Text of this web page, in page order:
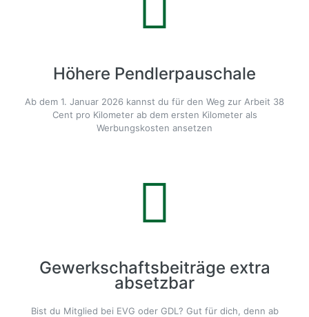
Höhere Pendlerpauschale
Ab dem 1. Januar 2026 kannst du für den Weg zur Arbeit 38
Cent pro Kilometer ab dem ersten Kilometer als
Werbungskosten ansetzen
Gewerkschaftsbeiträge extra
absetzbar
Bist du Mitglied bei EVG oder GDL? Gut für dich, denn ab